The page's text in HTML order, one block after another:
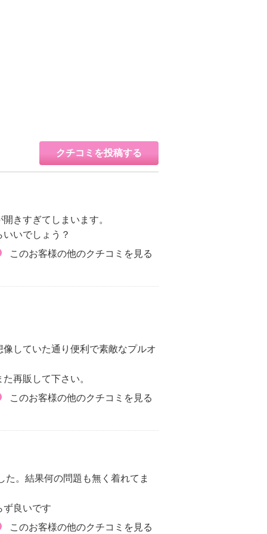
クチコミを投稿する
きすぎてしまいます。
いでしょう？
このお客様の他のクチコミを見る
していた通り便利で素敵なプルオ
再販して下さい。
このお客様の他のクチコミを見る
。結果何の問題も無く着れてま
ず良いです
このお客様の他のクチコミを見る